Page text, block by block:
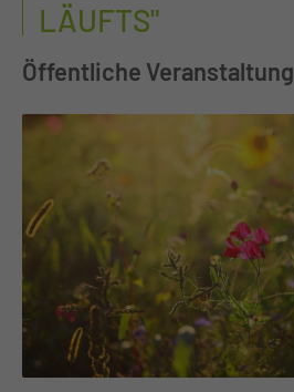
LÄUFTS"
Öffentliche Veranstaltung